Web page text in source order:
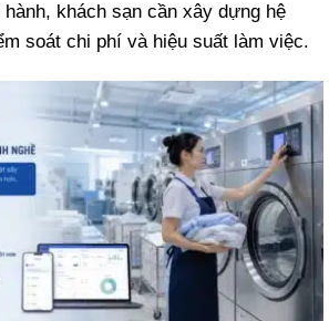
khách sạn cần xây dựng hệ
soát chi phí và hiệu suất làm việc.